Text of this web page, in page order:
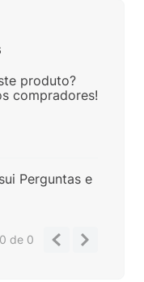
produto?
compradores!
Perguntas e
0de 0